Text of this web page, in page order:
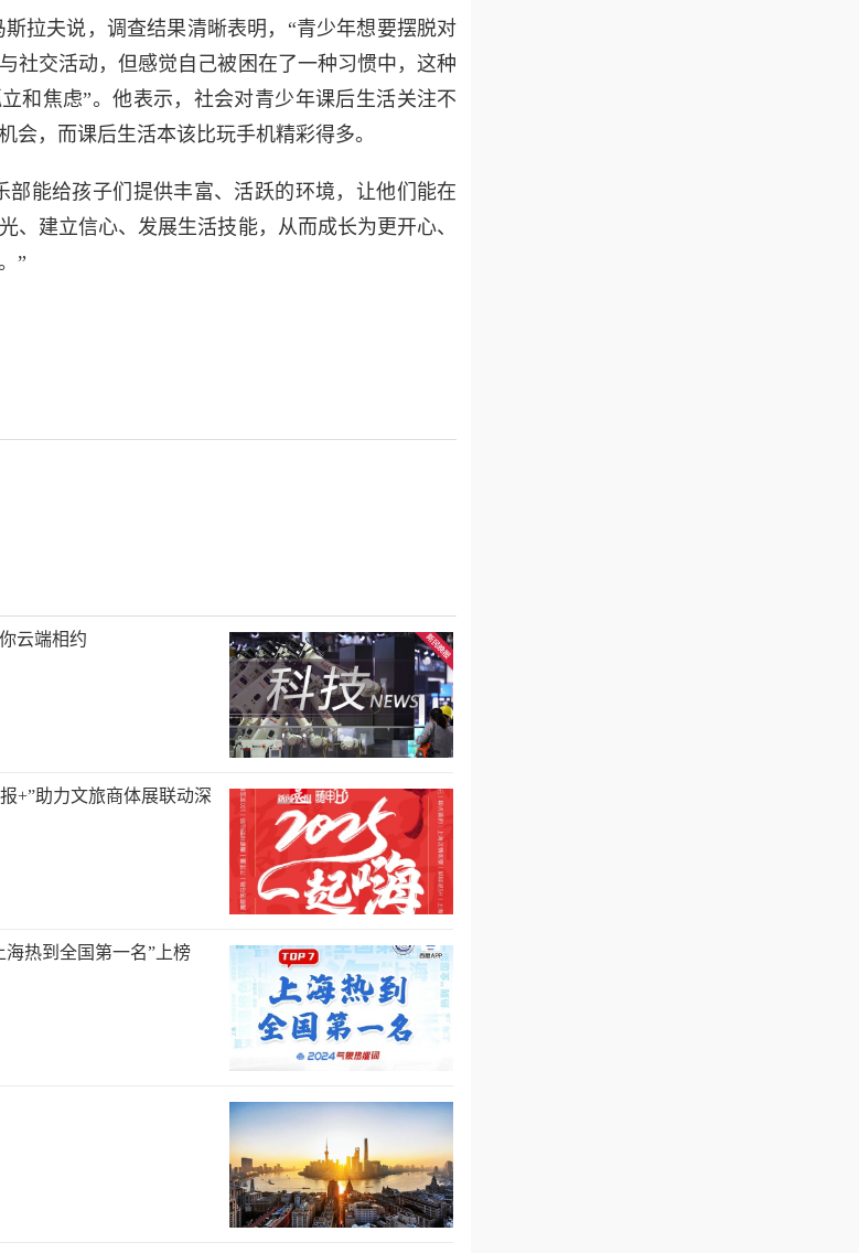
斯拉夫说，调查结果清晰表明，“青少年想要摆脱对
社交活动，但感觉自己被困在了一种习惯中，这种
和焦虑”。他表示，社会对青少年课后生活关注不
会，而课后生活本该比玩手机精彩得多。
部能给孩子们提供丰富、活跃的环境，让他们能在
、建立信心、发展生活技能，从而成长为更开心、
”
云端相约
+”助力文旅商体展联动深
海热到全国第一名”上榜